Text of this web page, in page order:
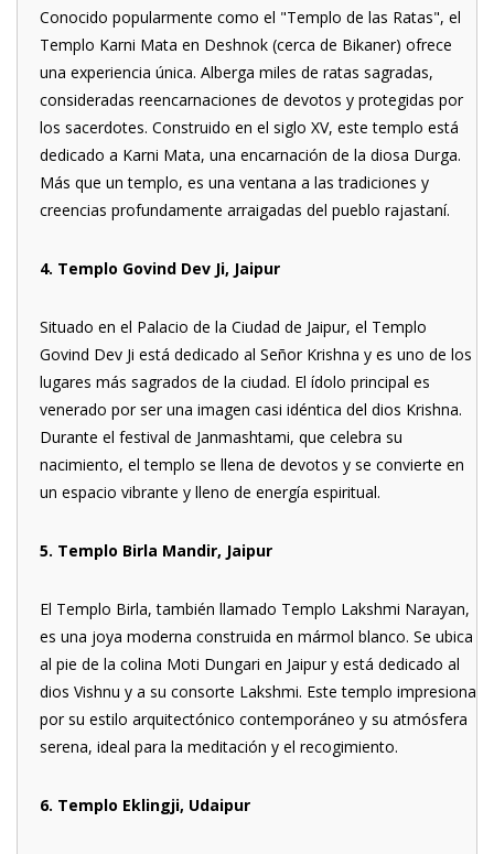
Conocido popularmente como el "Templo de las Ratas", el
Templo Karni Mata en Deshnok (cerca de Bikaner) ofrece
una experiencia única. Alberga miles de ratas sagradas,
consideradas reencarnaciones de devotos y protegidas por
los sacerdotes. Construido en el siglo XV, este templo está
dedicado a Karni Mata, una encarnación de la diosa Durga.
Más que un templo, es una ventana a las tradiciones y
creencias profundamente arraigadas del pueblo rajastaní.
4. Templo Govind Dev Ji, Jaipur
Situado en el Palacio de la Ciudad de Jaipur, el Templo
Govind Dev Ji está dedicado al Señor Krishna y es uno de los
lugares más sagrados de la ciudad. El ídolo principal es
venerado por ser una imagen casi idéntica del dios Krishna.
Durante el festival de Janmashtami, que celebra su
nacimiento, el templo se llena de devotos y se convierte en
un espacio vibrante y lleno de energía espiritual.
5. Templo Birla Mandir, Jaipur
El Templo Birla, también llamado Templo Lakshmi Narayan,
es una joya moderna construida en mármol blanco. Se ubica
al pie de la colina Moti Dungari en Jaipur y está dedicado al
dios Vishnu y a su consorte Lakshmi. Este templo impresiona
por su estilo arquitectónico contemporáneo y su atmósfera
serena, ideal para la meditación y el recogimiento.
6. Templo Eklingji, Udaipur